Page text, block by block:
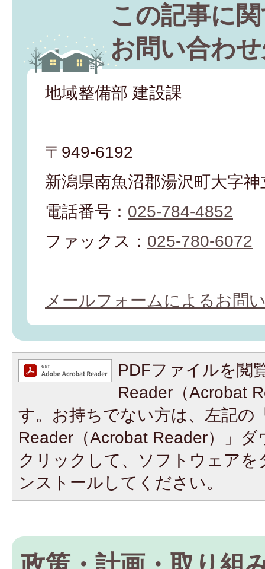
この記事に
お問い合わ
地域整備部 建設課
〒949-6192
新潟県南魚沼郡湯沢町大字
電話番号： 025-784-4852
ファックス： 025-780-6072
メールフォームによるお問
PDFファイルを閲
Reader（Acrobat
す。お持ちでない方は、左記の
Reader（Acrobat Reader）」
クリックして、ソフトウェア
ンストールしてください。